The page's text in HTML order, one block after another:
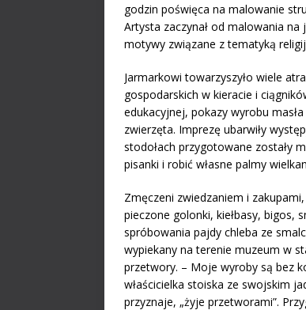
godzin poświęca na malowanie
Artysta zaczynał od malowania
motywy związane z tematyką
Jarmarkowi towarzyszyło wiele
gospodarskich w kieracie i
edukacyjnej, pokazy wyrobu
zwierzęta. Imprezę ubarwiły
stodołach przygotowane zostały
pisanki i robić własne palmy
Zmęczeni zwiedzaniem i
pieczone golonki, kiełbasy, bigos,
spróbowania pajdy chleba ze
wypiekany na terenie muzeum w
przetwory. – Moje wyroby są bez
właścicielka stoiska ze swojskim
przyznaje, „żyje przetworami”.